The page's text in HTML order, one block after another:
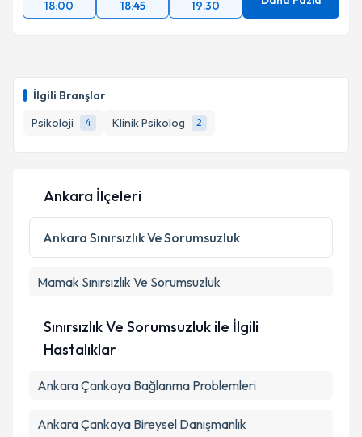
İlgili Branşlar
Psikoloji
4 Klinik Psikolog 2
18:00 18:45 19:30
Ankara İlçeleri
Ankara Sınırsızlık Ve Sorumsuzluk
Mamak Sınırsızlık Ve Sorumsuzluk
Sınırsızlık Ve Sorumsuzluk ile İlgili
Hastalıklar
Ankara Çankaya Bağlanma Problemleri
Ankara Çankaya Bireysel Danışmanlık